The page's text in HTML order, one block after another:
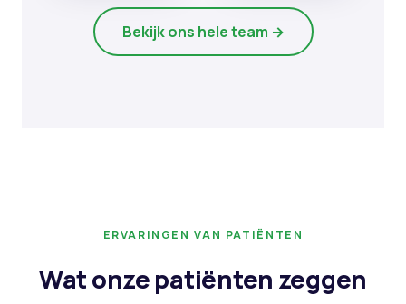
Bekijk ons hele team →
ERVARINGEN VAN PATIËNTEN
Wat onze patiënten zeggen